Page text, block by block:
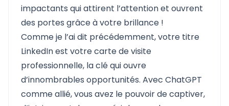
impactants qui attirent l’attention et ouvrent
des portes grâce à votre brillance !
Comme je l’ai dit précédemment, votre titre
LinkedIn est votre carte de visite
professionnelle, la clé qui ouvre
d’innombrables opportunités. Avec ChatGPT
comme allié, vous avez le pouvoir de captiver,